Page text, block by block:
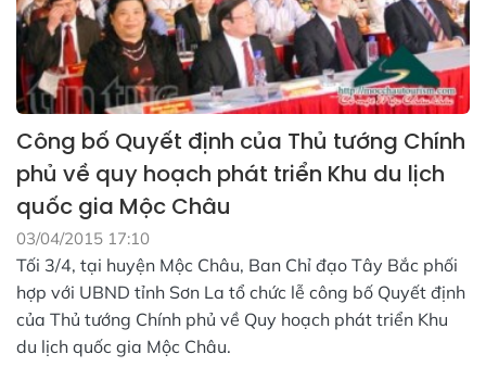
Công bố Quyết định của Thủ tướng Chính
phủ về quy hoạch phát triển Khu du lịch
quốc gia Mộc Châu
03/04/2015 17:10
Tối 3/4, tại huyện Mộc Châu, Ban Chỉ đạo Tây Bắc phối
hợp với UBND tỉnh Sơn La tổ chức lễ công bố Quyết định
của Thủ tướng Chính phủ về Quy hoạch phát triển Khu
du lịch quốc gia Mộc Châu.